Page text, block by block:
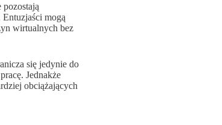
mogą
wirtualnych bez
się jedynie do
Jednakże
obciążających